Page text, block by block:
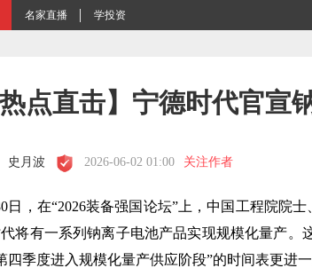
名家直播 学投资
热点直击】宁德时代官宣
史月波 2026-06-02 01:00 关注作者
日，在“2026装备强国论坛”上，中国工程院院
将有一系列钠离子电池产品实现规模化量产。
四季度进入规模化量产供应阶段”的时间表更进